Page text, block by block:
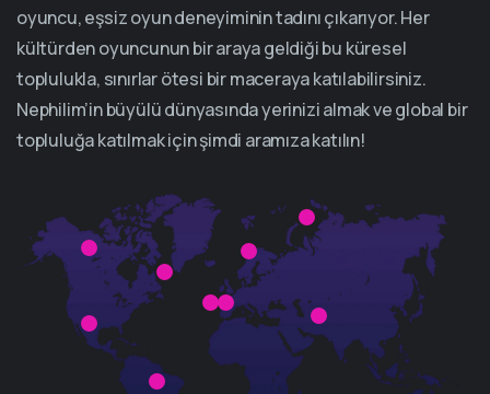
oyuncu, eşsiz oyun deneyiminin tadını çıkarıyor. Her
kültürden oyuncunun bir araya geldiği bu küresel
toplulukla, sınırlar ötesi bir maceraya katılabilirsiniz.
Nephilim’in büyülü dünyasında yerinizi almak ve global bir
topluluğa katılmak için şimdi aramıza katılın!